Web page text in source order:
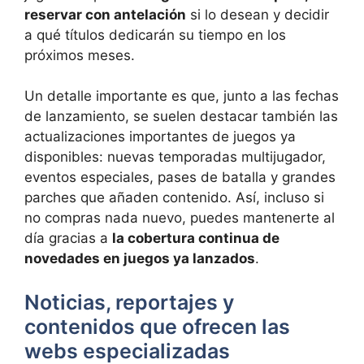
reservar con antelación si lo desean y decidir
a qué títulos dedicarán su tiempo en los
próximos meses.
Un detalle importante es que, junto a las fechas
de lanzamiento, se suelen destacar también las
actualizaciones importantes de juegos ya
disponibles: nuevas temporadas multijugador,
eventos especiales, pases de batalla y grandes
parches que añaden contenido. Así, incluso si
no compras nada nuevo, puedes mantenerte al
día gracias a la cobertura continua de
novedades en juegos ya lanzados.
Noticias, reportajes y
contenidos que ofrecen las
webs especializadas